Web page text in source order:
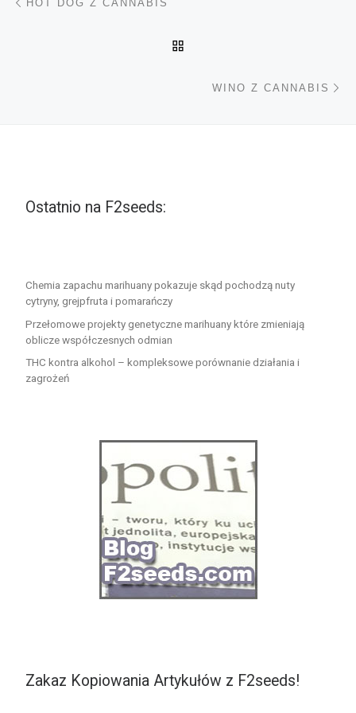
HOT DOG Z CANNABIS
WINO Z CANNABIS
Ostatnio na F2seeds:
Chemia zapachu marihuany pokazuje skąd pochodzą nuty
cytryny, grejpfruta i pomarańczy
Przełomowe projekty genetyczne marihuany które zmieniają
oblicze współczesnych odmian
THC kontra alkohol – kompleksowe porównanie działania i
zagrożeń
Zakaz Kopiowania Artykułów z F2seeds!